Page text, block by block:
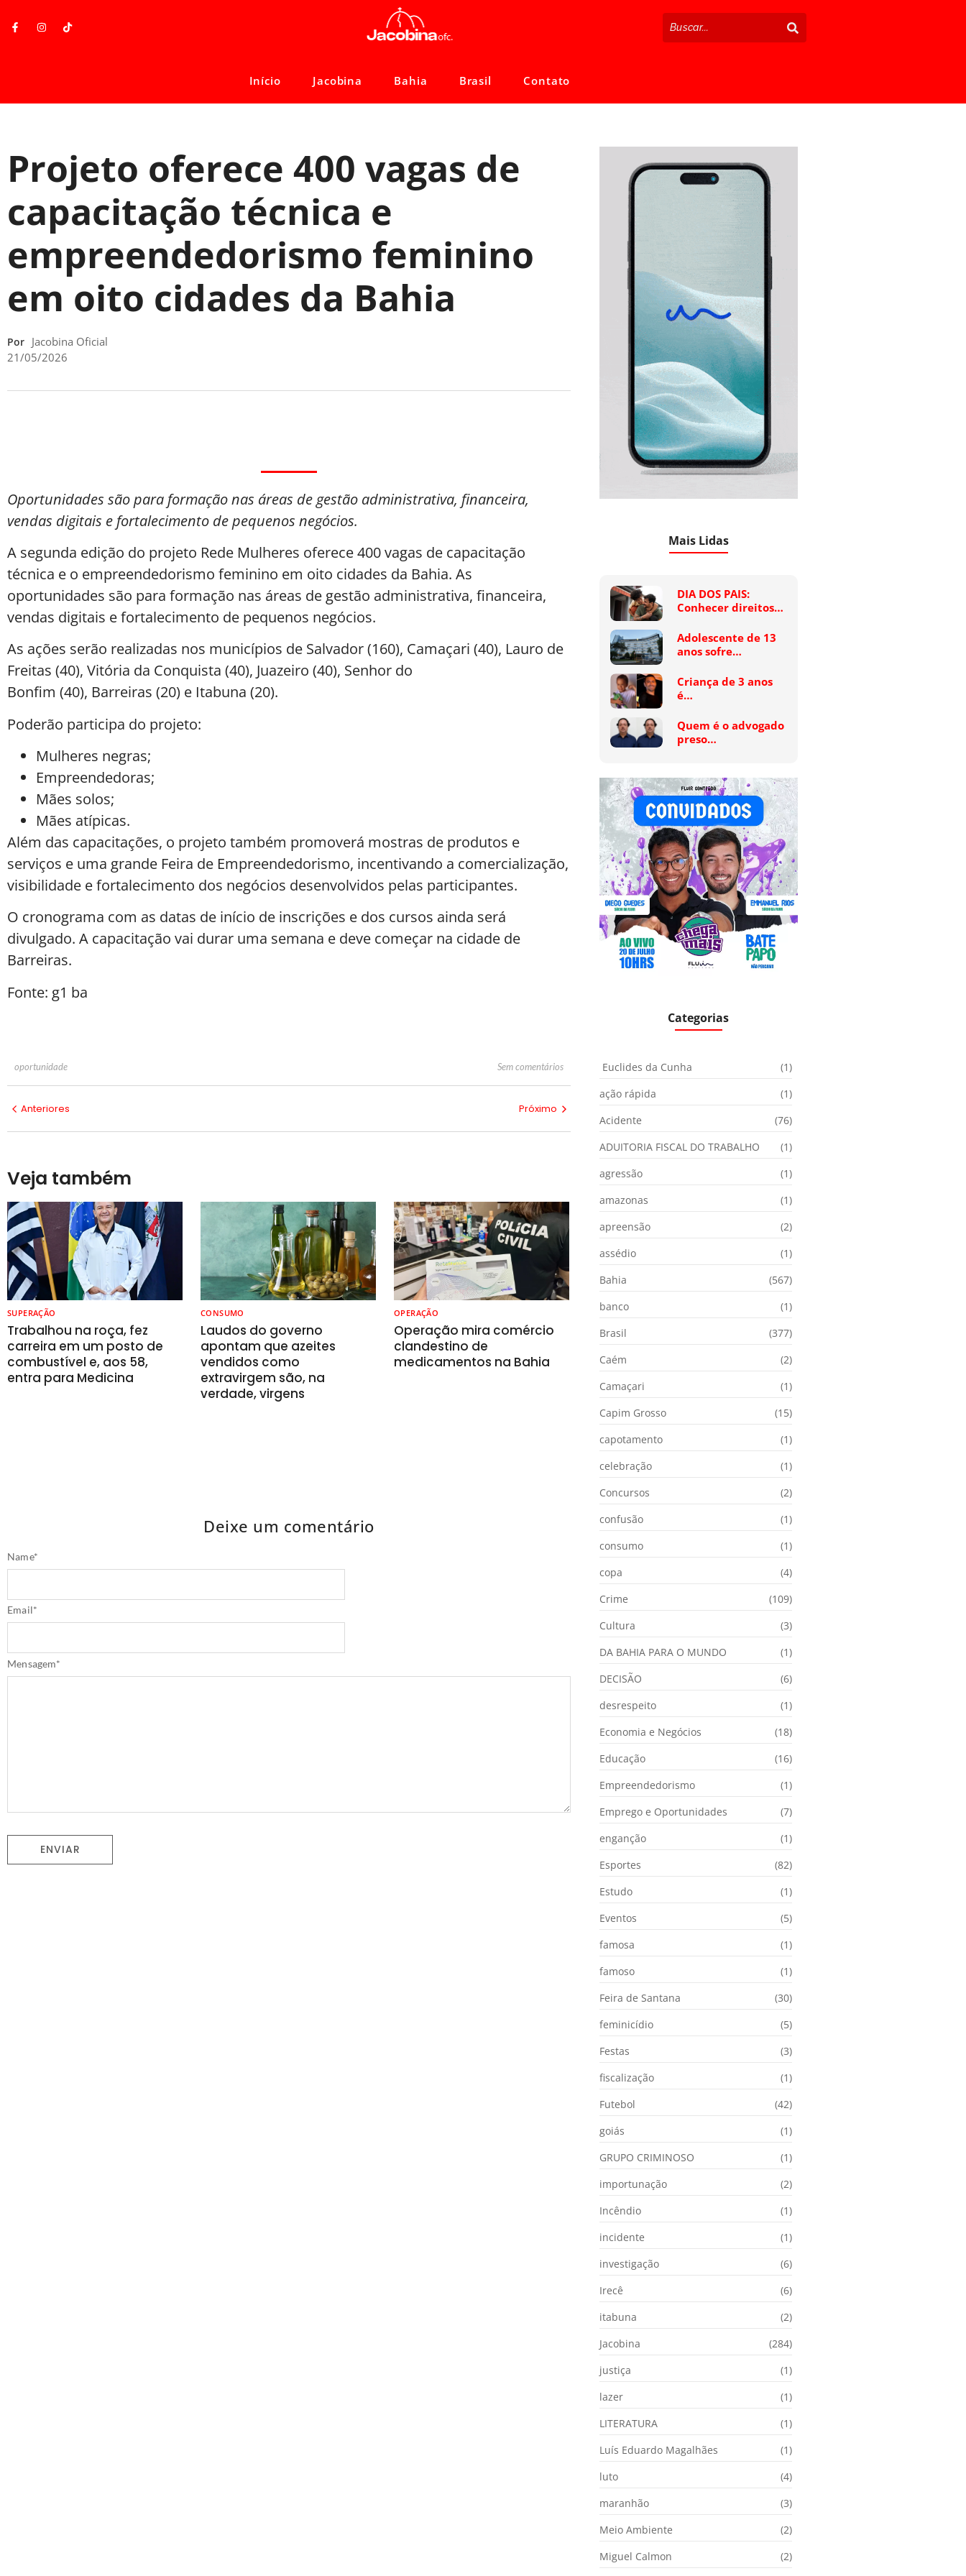
Início Jacobina Bahia Brasil Contato
Projeto oferece 400 vagas de
capacitação técnica e
empreendedorismo feminino
em oito cidades da Bahia
Por Jacobina Oficial
21/05/2026
Oportunidades são para formação nas áreas de gestão administrativa, financeira,
vendas digitais e fortalecimento de pequenos negócios.
A segunda edição do projeto Rede Mulheres oferece 400 vagas de capacitação
técnica e o empreendedorismo feminino em oito cidades da Bahia. As
oportunidades são para formação nas áreas de gestão administrativa, financeira,
vendas digitais e fortalecimento de pequenos negócios.
As ações serão realizadas nos municípios de Salvador (160), Camaçari (40), Lauro de
Freitas (40), Vitória da Conquista (40), Juazeiro (40), Senhor do
Bonfim (40), Barreiras (20) e Itabuna (20).
Poderão participa do projeto:
Mulheres negras;
Empreendedoras;
Mães solos;
Mães atípicas.
Além das capacitações, o projeto também promoverá mostras de produtos e
serviços e uma grande Feira de Empreendedorismo, incentivando a comercialização,
visibilidade e fortalecimento dos negócios desenvolvidos pelas participantes.
O cronograma com as datas de início de inscrições e dos cursos ainda será
divulgado. A capacitação vai durar uma semana e deve começar na cidade de
Barreiras.
Fonte: g1 ba
oportunidade Sem comentários
Anteriores Próximo
Veja também
SUPERAÇÃO
Trabalhou na roça, fez
carreira em um posto de
combustível e, aos 58,
entra para Medicina
CONSUMO
Laudos do governo
apontam que azeites
vendidos como
extravirgem são, na
verdade, virgens
OPERAÇÃO
Operação mira comércio
clandestino de
medicamentos na Bahia
Deixe um comentário
Name*
Email*
Mais Lidas
DIA DOS PAIS:
Conhecer direitos…
Adolescente de 13
anos sofre…
Criança de 3 anos
é…
Quem é o advogado
preso…
Categorias
Euclides da Cunha
(1)
ação rápida
(1)
Acidente
(76)
ADUITORIA FISCAL DO TRABALHO
(1)
agressão
(1)
amazonas
(1)
apreensão
(2)
assédio
(1)
Bahia
(567)
banco
(1)
Brasil
(377)
Caém
(2)
Camaçari
(1)
Capim Grosso
(15)
capotamento
(1)
celebração
(1)
Concursos
(2)
confusão
(1)
consumo
(1)
copa
(4)
Crime
(109)
Cultura
(3)
DA BAHIA PARA O MUNDO
(1)
DECISÃO
(6)
desrespeito
(1)
Economia e Negócios
(18)
Educação
(16)
Empreendedorismo
(1)
Emprego e Oportunidades
(7)
enganção
(1)
Esportes
(82)
Estudo
(1)
Eventos
(5)
famosa
(1)
famoso
(1)
Feira de Santana
(30)
feminicídio
(5)
Festas
(3)
fiscalização
(1)
Futebol
(42)
goiás
(1)
GRUPO CRIMINOSO
(1)
importunação
(2)
Incêndio
(1)
incidente
(1)
investigação
(6)
Irecê
(6)
itabuna
(2)
Jacobina
(284)
justiça
(1)
lazer
(1)
LITERATURA
(1)
Luís Eduardo Magalhães
(1)
luto
(4)
maranhão
(3)
Meio Ambiente
(2)
Miguel Calmon
(2)